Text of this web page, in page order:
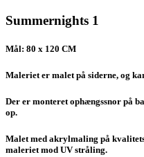
x
antal
Summernights 1
Mål: 80 x 120 CM
Maleriet er malet på siderne, og
Der er monteret ophængssnor på
op.
Malet med akrylmaling på
maleriet mod UV stråling.